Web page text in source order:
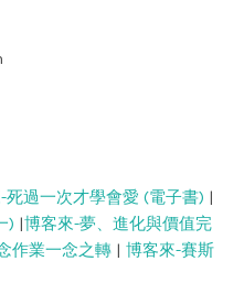
死過一次才學會愛 (電子書) |
) |博客來-夢、進化與價值完
作業一念之轉 | 博客來-賽斯